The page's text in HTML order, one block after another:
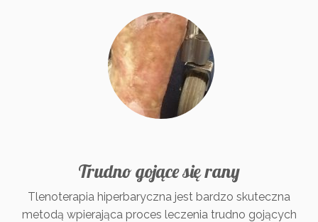
Trudno gojące się rany
Tlenoterapia hiperbaryczna jest bardzo skuteczna
metodą wpierająca proces leczenia trudno gojących